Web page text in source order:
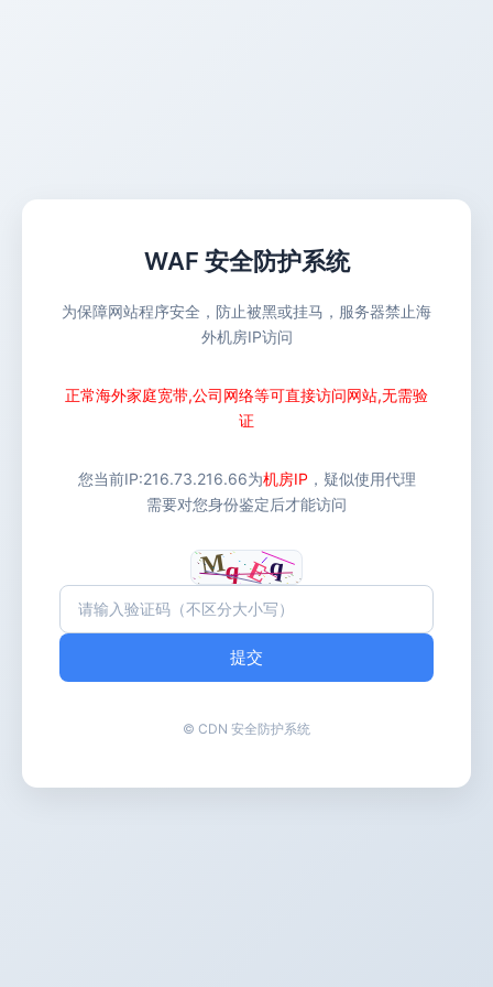
WAF 安全防护系统
为保障网站程序安全，防止被黑或挂马，服务器禁止海
外机房IP访问
正常海外家庭宽带,公司网络等可直接访问网站,无需验
证
您当前IP:216.73.216.66为机房IP ，疑似使用代理
需要对您身份鉴定后才能访问
提交
© CDN 安全防护系统